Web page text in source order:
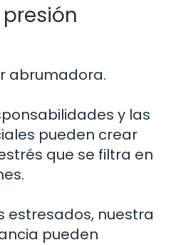
presión
abrumadora.
y las
pueden crear
que se filtra en
estresados, nuestra
pueden